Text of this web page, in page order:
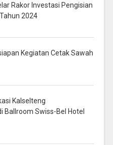
Rakor Investasi Pengisian
2024
Kegiatan Cetak Sawah
Kalselteng
Ballroom Swiss-Bel Hotel